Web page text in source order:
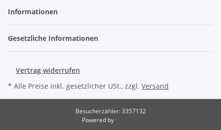
Informationen
Gesetzliche Informationen
Vertrag widerrufen
* Alle Preise inkl. gesetzlicher USt., zzgl. Versand
Besucherzähler: 3357132
Powered by